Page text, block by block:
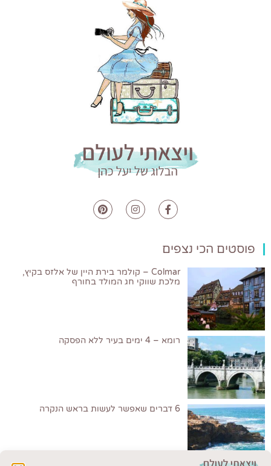
פוסטים הכי נצפים
Colmar – קולמר בירת היין של אלזס בקיץ,
מלכת שווקי חג המולד בחורף
רומא – 4 ימים בעיר ללא הפסקה
6 דברים שאפשר לעשות בראש הנקרה